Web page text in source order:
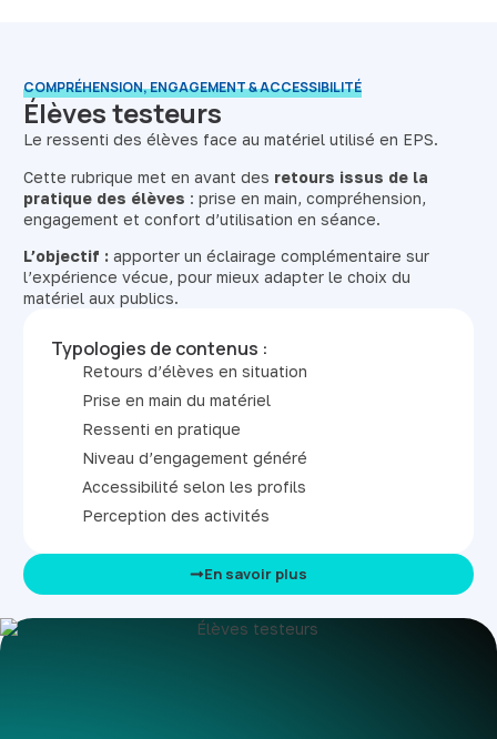
COMPRÉHENSION, ENGAGEMENT & ACCESSIBILITÉ
Élèves testeurs
Le ressenti des élèves face au matériel utilisé en EPS.
Cette rubrique met en avant des retours issus de la
pratique des élèves : prise en main, compréhension,
engagement et confort d’utilisation en séance.
L’objectif : apporter un éclairage complémentaire sur
l’expérience vécue, pour mieux adapter le choix du
matériel aux publics.
Typologies de contenus :
Retours d’élèves en situation
Prise en main du matériel
Ressenti en pratique
Niveau d’engagement généré
Accessibilité selon les profils
Perception des activités
En savoir plus